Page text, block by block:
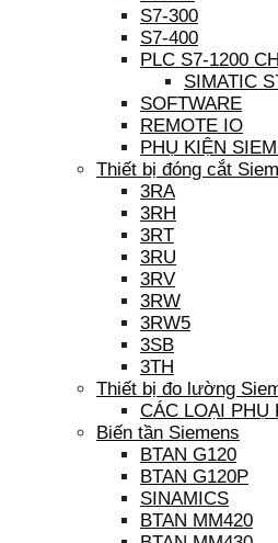
S7-300
S7-400
PLC S7-1200
SIMATIC
SOFTWARE
REMOTE IO
PHỤ KIỆN
Thiết bị đóng cắt
3RA
3RH
3RT
3RU
3RV
3RW
3RW5
3SB
3TH
Thiết bị đo lường
CÁC LOẠI PHỤ
Biến tần Siemens
BTAN G120
BTAN G120P
SINAMICS
BTAN MM420